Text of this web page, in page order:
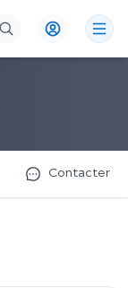
Contacter